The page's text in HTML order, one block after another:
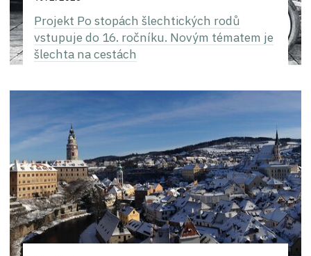
Projekt Po stopách šlechtických rodů
vstupuje do 16. ročníku. Novým tématem je
šlechta na cestách